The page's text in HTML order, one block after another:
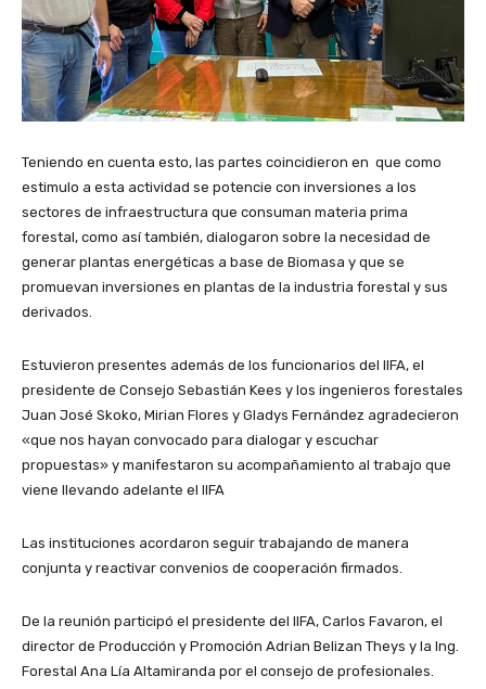
Teniendo en cuenta esto, las partes coincidieron en que como
estimulo a esta actividad se potencie con inversiones a los
sectores de infraestructura que consuman materia prima
forestal, como así también, dialogaron sobre la necesidad de
generar plantas energéticas a base de Biomasa y que se
promuevan inversiones en plantas de la industria forestal y sus
derivados.
Estuvieron presentes además de los funcionarios del IIFA, el
presidente de Consejo Sebastián Kees y los ingenieros forestales
Juan José Skoko, Mirian Flores y Gladys Fernández agradecieron
«que nos hayan convocado para dialogar y escuchar
propuestas» y manifestaron su acompañamiento al trabajo que
viene llevando adelante el IIFA
Las instituciones acordaron seguir trabajando de manera
conjunta y reactivar convenios de cooperación firmados.
De la reunión participó el presidente del IIFA, Carlos Favaron, el
director de Producción y Promoción Adrian Belizan Theys y la Ing.
Forestal Ana Lía Altamiranda por el consejo de profesionales.